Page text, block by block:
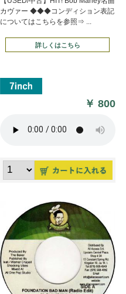
カヴァー ◆◆◆コンディション表記
についてはこちらを参照⇒ ...
詳しくはこちら
￥800